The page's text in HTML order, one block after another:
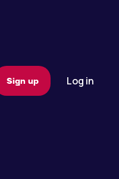
Sign up Log in